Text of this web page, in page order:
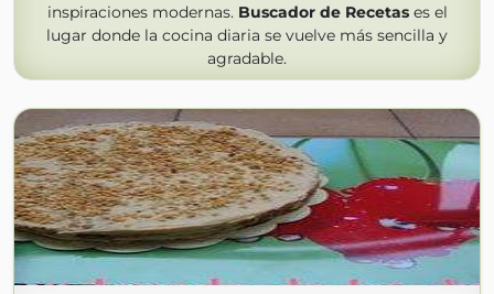
inspiraciones modernas. Buscador de Recetases el
lugar donde la cocina diaria se vuelve más sencilla y
agradable.